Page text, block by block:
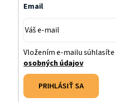
Email
Vložením e-mailu súhlasíte
osobných údajov
PRIHLÁSIŤ SA